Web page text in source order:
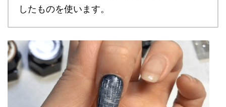
したものを使います。